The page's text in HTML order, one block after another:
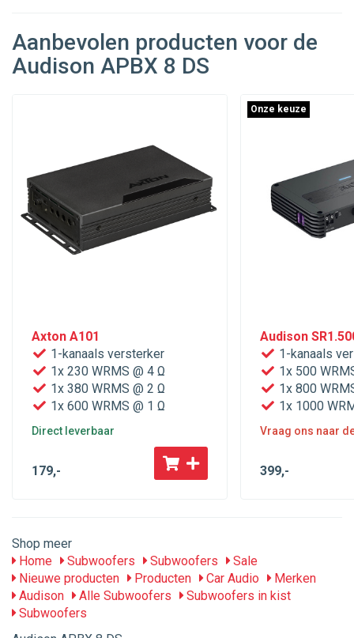
Aanbevolen producten voor de
Audison APBX 8 DS
Axton A101
1-kanaals versterker
1x 230 WRMS @ 4 Ω
1x 380 WRMS @ 2 Ω
1x 600 WRMS @ 1 Ω
Direct leverbaar
179,-
Onze keuze
Audison
1-kanaals
1x 500
1x 800
1x 1000
Vraag ons naar
399,-
Shop meer
Home
Subwoofers Subwoofers
Sale
Nieuwe producten
Producten Car Audio
Merken
Audison
Alle Subwoofers
Subwoofers in kist
Subwoofers